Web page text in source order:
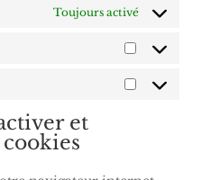
Toujours activé
Statistiques
Marketing
et